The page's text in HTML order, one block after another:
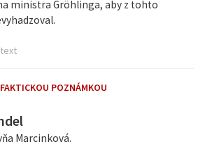
ministra Gröhlinga, aby z tohto
POZNÁMKOU
Marcinková.